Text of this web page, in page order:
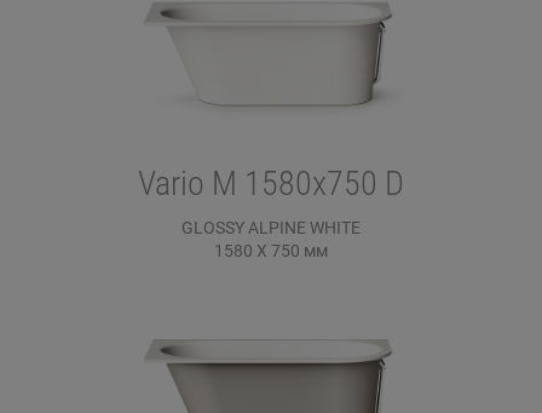
Vario M 1580x750 D
GLOSSY ALPINE WHITE
1580 X 750 мм